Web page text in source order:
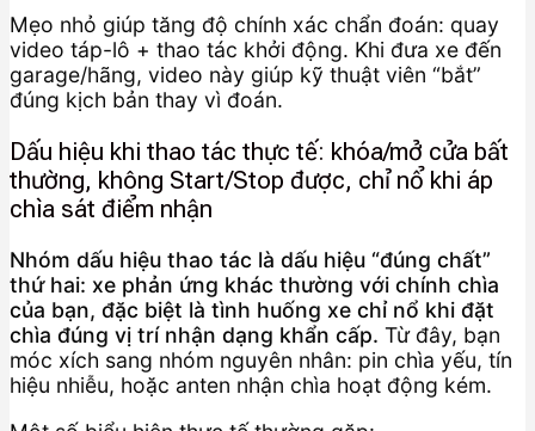
Mẹo nhỏ giúp tăng độ chính xác chẩn đoán: quay
video táp-lô + thao tác khởi động. Khi đưa xe đến
garage/hãng, video này giúp kỹ thuật viên “bắt”
đúng kịch bản thay vì đoán.
Dấu hiệu khi thao tác thực tế: khóa/mở cửa bất
thường, không Start/Stop được, chỉ nổ khi áp
chìa sát điểm nhận
Nhóm dấu hiệu thao tác là dấu hiệu “đúng chất”
thứ hai: xe phản ứng khác thường với chính chìa
của bạn, đặc biệt là tình huống xe chỉ nổ khi đặt
chìa đúng vị trí nhận dạng khẩn cấp. Từ đây, bạn
móc xích sang nhóm nguyên nhân: pin chìa yếu, tín
hiệu nhiễu, hoặc anten nhận chìa hoạt động kém.